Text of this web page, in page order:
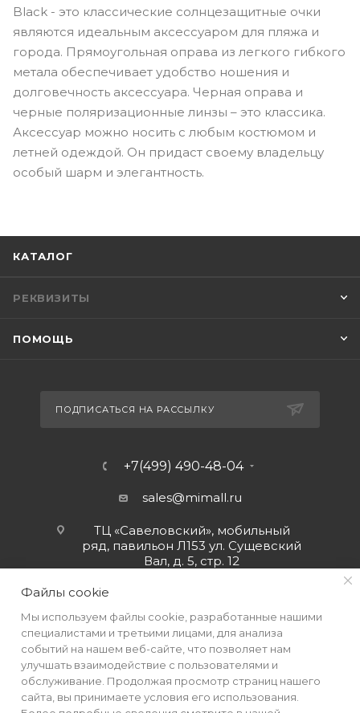
Black - это классические солнцезащитные очки
являются идеальным аксессуаром для пляжа и
города. Прямоугольная оправа из легкого гибкого
метала обеспечивает удобство ношения и
долговечность аксессуара. Черная оправа и
черные поляризационные линзы – это классика.
Аксессуар можно носить с любым костюмом и
летней одеждой. Он придаст своему владельцу
особый шарм и элегантность.
КАТАЛОГ
РЕКВИЗИТЫ
ПОМОЩЬ
ПОДПИСАТЬСЯ НА РАССЫЛКУ
+7(499) 490-48-04
sales@mimall.ru
ТЦ «Савеловский», мобильный
ряд, павильон Л153 ул. Сущевский
Вал, д. 5, стр. 12
Файлы cookie
Мы используем файлы cookie, разработанные нашими
специалистами и третьими лицами, для анализа
событий на нашем веб-сайте, что позволяет нам
улучшать взаимодействие с пользователями и
обслуживание. Продолжая просмотр страниц нашего
сайта, вы принимаете условия его использования.